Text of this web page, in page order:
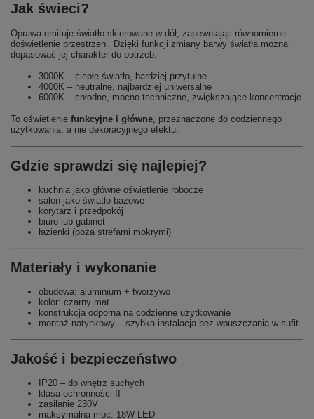
Jak świeci?
Oprawa emituje światło skierowane w dół, zapewniając równomierne
doświetlenie przestrzeni. Dzięki funkcji zmiany barwy światła można
dopasować jej charakter do potrzeb:
3000K – ciepłe światło, bardziej przytulne
4000K – neutralne, najbardziej uniwersalne
6000K – chłodne, mocno techniczne, zwiększające koncentrację
To oświetlenie funkcyjne i główne, przeznaczone do codziennego
użytkowania, a nie dekoracyjnego efektu.
Gdzie sprawdzi się najlepiej?
kuchnia jako główne oświetlenie robocze
salon jako światło bazowe
korytarz i przedpokój
biuro lub gabinet
łazienki (poza strefami mokrymi)
Materiały i wykonanie
obudowa: aluminium + tworzywo
kolor: czarny mat
konstrukcja odporna na codzienne użytkowanie
montaż natynkowy – szybka instalacja bez wpuszczania w sufit
Jakość i bezpieczeństwo
IP20 – do wnętrz suchych
klasa ochronności II
zasilanie 230V
maksymalna moc: 18W LED